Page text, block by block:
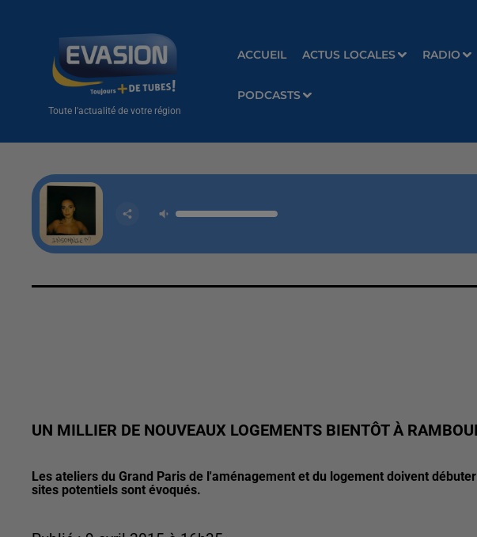
Toute l'actualité de votre région
ACCUEIL ACTUS LOCALES RADIO
PODCASTS
UN MILLIER DE NOUVEAUX LOGEMENTS BIENTÔT À
Les ateliers du Grand Paris de l'aménagement et du logement doivent
sites potentiels sont évoqués.